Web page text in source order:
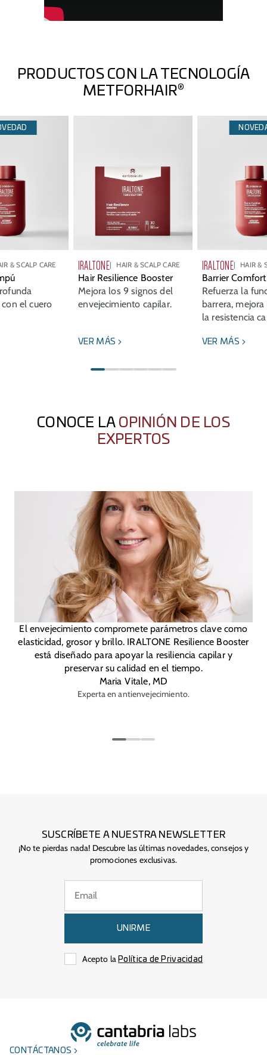
PRODUCTOS CON LA TECNOLOGÍA
METFORHAIR®
& SCALP CARE
el cuero
IRALTONE HAIR & SCALP CARE
Hair Resilience Booster
Mejora los 9 signos del
envejecimiento capilar.
VER MÁS
IRALTONE HAIR &
Barrier
Refuerza la
barrera,
la resistencia
VER MÁS
CONOCE LA OPINIÓN DE LOS
EXPERTOS
El envejecimiento compromete parámetros clave como
elasticidad, grosor y brillo. IRALTONE Resilience Booster
está diseñado para apoyar la resiliencia capilar y
preservar su calidad en el tiempo.
Maria Vitale, MD
Experta en antienvejecimiento.
SUSCRÍBETE A NUESTRA NEWSLETTER
¡No te pierdas nada! Descubre las últimas novedades, consejos y
promociones exclusivas.
UNIRME
Acepto laPolítica de Privacidad
CONTÁCTANOS